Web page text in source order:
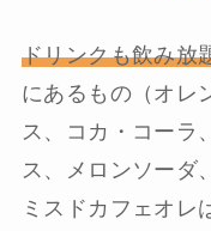
ドリンクも飲み放
にあるもの（オレ
ス、コカ・コーラ
ス、メロンソーダ
ミスドカフェオレ